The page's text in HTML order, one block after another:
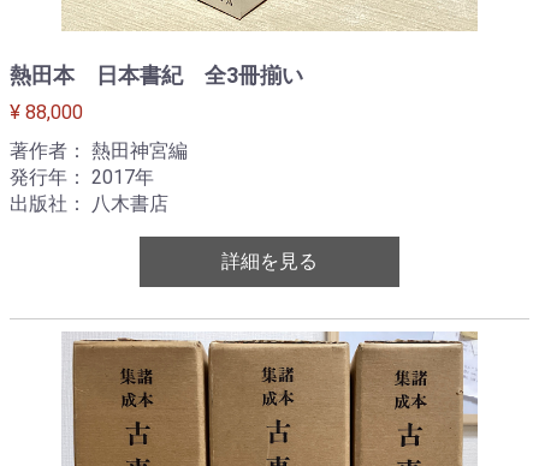
熱田本 日本書紀 全3冊揃い
¥ 88,000
著作者： 熱田神宮編
発行年： 2017年
出版社： 八木書店
詳細を見る